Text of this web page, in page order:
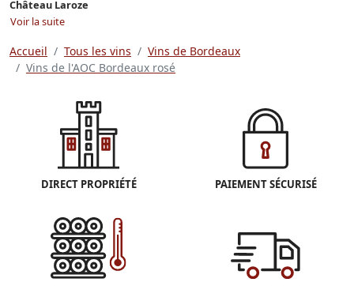
Château Laroze
Voir la suite
Accueil Tous les vins
Vins de Bordeaux
Vins de l'AOC Bordeaux rosé
DIRECT PROPRIÉTÉ PAIEMENT SÉCURISÉ